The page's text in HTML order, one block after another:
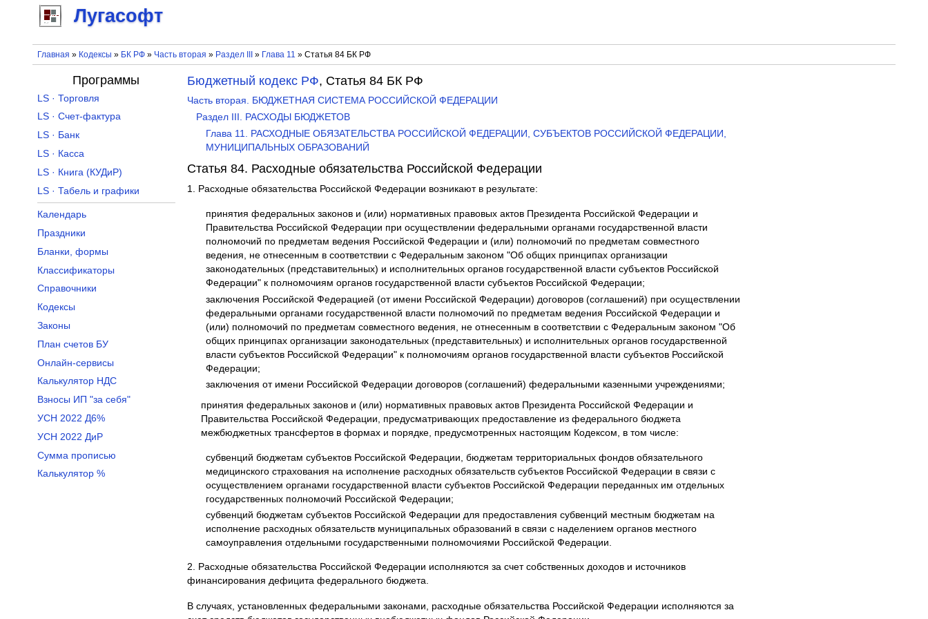
Лугасофт
Главная » Кодексы » БК РФ» Часть вторая » Раздел III » Глава 11 » Статья 84 БК РФ
Бюджетный кодекс РФ, Статья 84 БК РФ
Часть вторая. БЮДЖЕТНАЯ СИСТЕМА РОССИЙСКОЙ ФЕДЕРАЦИИ
Раздел III. РАСХОДЫ БЮДЖЕТОВ
Глава 11. РАСХОДНЫЕ ОБЯЗАТЕЛЬСТВА РОССИЙСКОЙ ФЕДЕРАЦИИ, СУБЪЕКТОВ РОССИЙСКОЙ ФЕДЕРАЦИИ,
МУНИЦИПАЛЬНЫХ ОБРАЗОВАНИЙ
Статья 84. Расходные обязательства Российской Федерации
1. Расходные обязательства Российской Федерации возникают в результате:
принятия федеральных законов и (или) нормативных правовых актов Президента Российской Федерации и
Правительства Российской Федерации при осуществлении федеральными органами государственной власти
полномочий по предметам ведения Российской Федерации и (или) полномочий по предметам совместного
ведения, не отнесенным в соответствии с Федеральным законом "Об общих принципах организации
законодательных (представительных) и исполнительных органов государственной власти субъектов Российской
Федерации" к полномочиям органов государственной власти субъектов Российской Федерации;
заключения Российской Федерацией (от имени Российской Федерации) договоров (соглашений) при осуществлении
федеральными органами государственной власти полномочий по предметам ведения Российской Федерации и
(или) полномочий по предметам совместного ведения, не отнесенным в соответствии с Федеральным законом "Об
общих принципах организации законодательных (представительных) и исполнительных органов государственной
власти субъектов Российской Федерации" к полномочиям органов государственной власти субъектов Российской
Федерации;
заключения от имени Российской Федерации договоров (соглашений) федеральными казенными учреждениями;
принятия федеральных законов и (или) нормативных правовых актов Президента Российской Федерации и
Правительства Российской Федерации, предусматривающих предоставление из федерального бюджета
межбюджетных трансфертов в формах и порядке, предусмотренных настоящим Кодексом, в том числе:
субвенций бюджетам субъектов Российской Федерации, бюджетам территориальных фондов обязательного
медицинского страхования на исполнение расходных обязательств субъектов Российской Федерации в связи с
осуществлением органами государственной власти субъектов Российской Федерации переданных им отдельных
государственных полномочий Российской Федерации;
субвенций бюджетам субъектов Российской Федерации для предоставления субвенций местным бюджетам на
исполнение расходных обязательств муниципальных образований в связи с наделением органов местного
самоуправления отдельными государственными полномочиями Российской Федерации.
2. Расходные обязательства Российской Федерации исполняются за счет собственных доходов и источников
финансирования дефицита федерального бюджета.
В случаях, установленных федеральными законами, расходные обязательства Российской Федерации исполняются за
Программы
LS · Торговля
LS · Счет-фактура
LS · Банк
LS · Касса
LS · Книга (КУДиР)
LS · Табель и графики
Календарь
Праздники
Бланки, формы
Классификаторы
Справочники
Кодексы
Законы
План счетов БУ
Онлайн-сервисы
Калькулятор НДС
Взносы ИП "за себя"
УСН 2022 Д6%
УСН 2022 ДиР
Сумма прописью
Калькулятор %